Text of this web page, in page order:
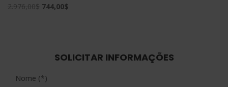
2.976,00$ O
2.976,00$.
744,00$
744,00$.
SOLICITAR INFORMAÇÕES
Nome (*)